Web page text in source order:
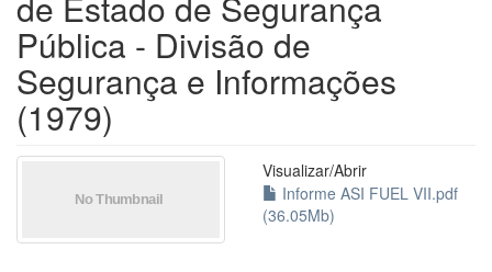
Pública - Divisão de
Segurança e Informações
(1979)
Visualizar/Abrir
Informe ASI FUEL VII.pdf
(36.05Mb)